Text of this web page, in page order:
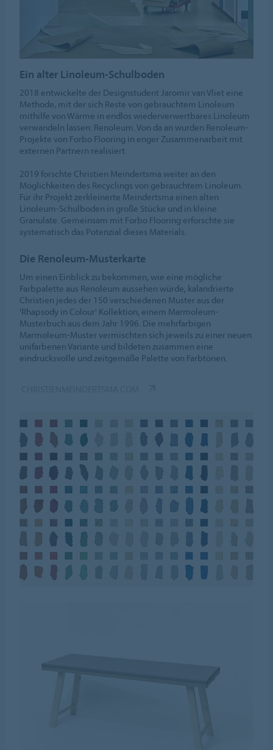
Ein alter Linoleum-Schulboden
2018 entwickelte der Designstudent Jaromir van Vliet eine
Methode, mit der sich Reste von gebrauchtem Linoleum
mithilfe von Wärme in endlos wiederverwertbares Linoleum
verwandeln lassen: Renoleum. Von da an wurden Renoleum-
Projekte von Forbo Flooring in enger Zusammenarbeit mit
externen Partnern realisiert.
2019 forschte Christien Meindertsma weiter an den
Möglichkeiten des Recyclings von gebrauchtem Linoleum.
Für ihr Projekt zerkleinerte Meindertsma einen alten
Linoleum-Schulboden in große Stücke und in kleine
Granulate. Gemeinsam mit Forbo Flooring erforschte sie
systematisch das Potenzial dieses Materials.
Die Renoleum-Musterkarte
Um einen Einblick zu bekommen, wie eine mögliche
Farbpalette aus Renoleum aussehen würde, kalandrierte
Christien jedes der 150 verschiedenen Muster aus der
'Rhapsody in Colour' Kollektion, einem Marmoleum-
Musterbuch aus dem Jahr 1996. Die mehrfarbigen
Marmoleum-Muster vermischten sich jeweils zu einer neuen
unifarbenen Variante und bildeten zusammen eine
eindrucksvolle und zeitgemäße Palette von Farbtönen.